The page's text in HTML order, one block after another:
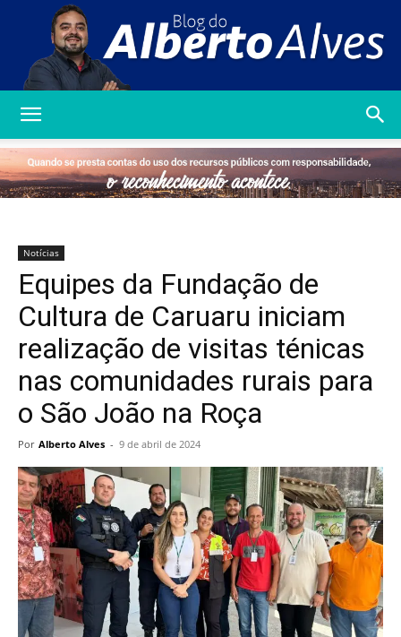
Alberto
Alves
Notícias
Equipes da Fundação de
Cultura de Caruaru iniciam
realização de visitas ténicas
nas comunidades rurais para
o São João na Roça
Por Alberto Alves - 9 de abril de 2024